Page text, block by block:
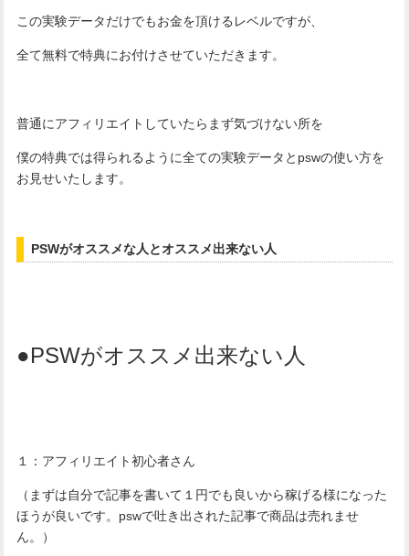
この実験データだけでもお金を頂けるレベルですが、
全て無料で特典にお付けさせていただきます。
普通にアフィリエイトしていたらまず気づけない所を
僕の特典では得られるように全ての実験データとpswの使い方を
お見せいたします。
PSWがオススメな人とオススメ出来ない人
●PSWがオススメ出来ない人
１：アフィリエイト初心者さん
（まずは自分で記事を書いて１円でも良いから稼げる様になった
ほうが良いです。pswで吐き出された記事で商品は売れませ
ん。）